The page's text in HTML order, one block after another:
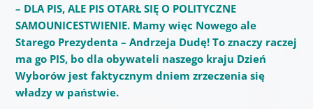
– DLA PIS, ALE PIS OTARŁ SIĘ O POLITYCZNE
SAMOUNICESTWIENIE. Mamy więc Nowego ale
Starego Prezydenta – Andrzeja Dudę! To znaczy raczej
ma go PIS, bo dla obywateli naszego kraju Dzień
Wyborów jest faktycznym dniem zrzeczenia się
władzy w państwie.